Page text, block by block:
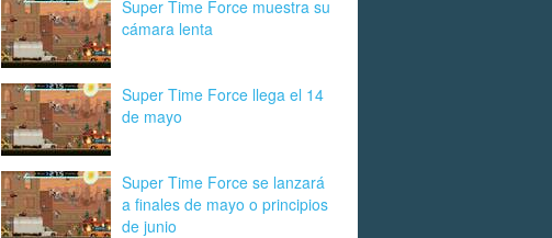
Super Time Force muestra su
cámara lenta
Super Time Force llega el 14
de mayo
Super Time Force se lanzará
a finales de mayo o principios
de junio